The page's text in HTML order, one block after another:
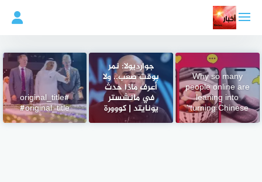
المحتوى
Why so many
people online are
leaning into
‘turning Chinese’
جوارديولا: نمر
بوقت صعب.. ولا
أعرف ماذا حدث
في مانشستر
يونايتد | كووورة
#original_title
#original_title